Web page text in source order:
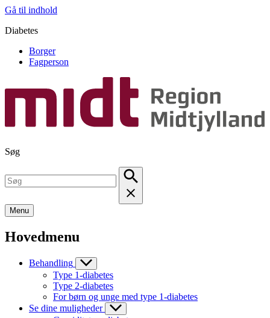
Gå til indhold
Diabetes
Borger
Fagperson
Søg
Menu
Hovedmenu
Behandling
Type 1-diabetes
Type 2-diabetes
For børn og unge med type 1-diabetes
Se dine muligheder